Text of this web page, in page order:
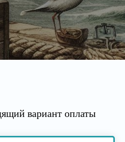
вариант оплаты